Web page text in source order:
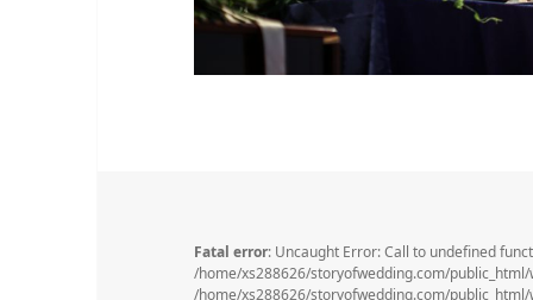
Fatal error: Uncaught Error: Call to undefined
/home/xs288626/storyofwedding.com/
/home/xs288626/storyofwedding.com/